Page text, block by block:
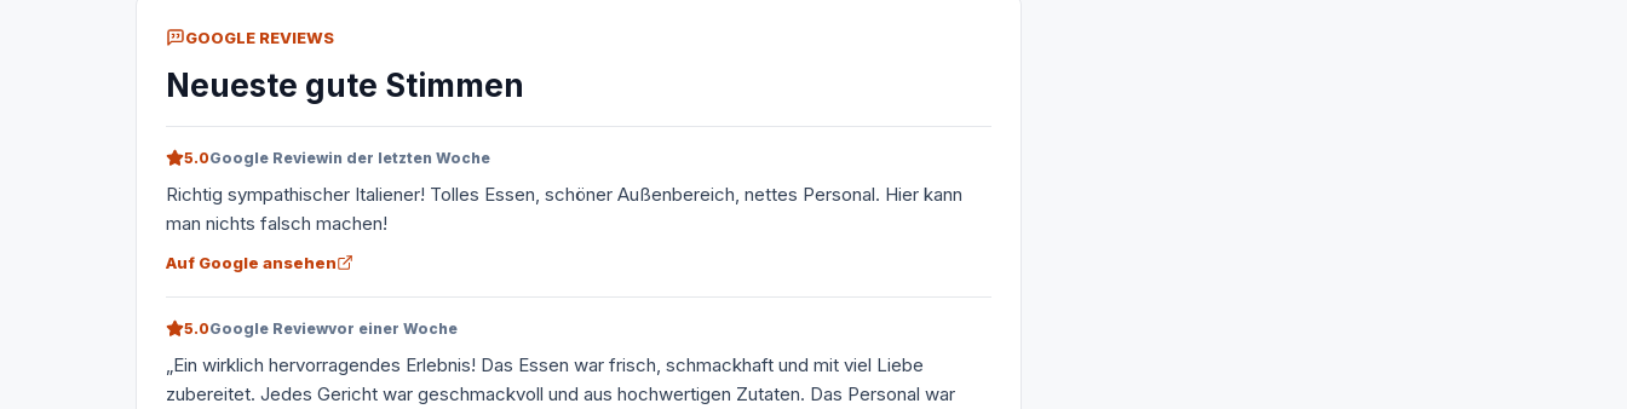
GOOGLE REVIEWS
Neueste gute Stimmen
5.0Google Reviewin der letzten Woche
Richtig sympathischer Italiener! Tolles Essen, schöner Außenbereich, nettes Personal. Hier kann
man nichts falsch machen!
Auf Google ansehen
5.0Google Reviewvor einer Woche
„Ein wirklich hervorragendes Erlebnis! Das Essen war frisch, schmackhaft und mit viel Liebe
zubereitet. Jedes Gericht war geschmackvoll und aus hochwertigen Zutaten. Das Personal war